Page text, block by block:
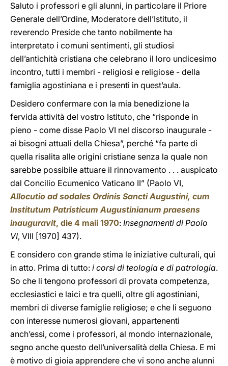
Saluto i professori e gli alunni, in particolare il Priore
Generale dell’Ordine, Moderatore dell’Istituto, il
reverendo Preside che tanto nobilmente ha
interpretato i comuni sentimenti, gli studiosi
dell’antichità cristiana che celebrano il loro undicesimo
incontro, tutti i membri - religiosi e religiose - della
famiglia agostiniana e i presenti in quest’aula.
Desidero confermare con la mia benedizione la
fervida attività del vostro Istituto, che “risponde in
pieno - come disse Paolo VI nel discorso inaugurale -
ai bisogni attuali della Chiesa”, perché “fa parte di
quella risalita alle origini cristiane senza la quale non
sarebbe possibile attuare il rinnovamento . . . auspicato
dal Concilio Ecumenico Vaticano II” (Paolo VI,
Allocutio ad sodales Ordinis Sancti Augustini, cum
Institutum Patristicum Augustinianum praesens
inauguravit, die 4 maii 1970: Insegnamenti di Paolo
VI, VIII [1970] 437).
E considero con grande stima le iniziative culturali, qui
in atto. Prima di tutto: i corsi di teologia e di patrologia.
So che li tengono professori di provata competenza,
ecclesiastici e laici e tra quelli, oltre gli agostiniani,
membri di diverse famiglie religiose; e che li seguono
con interesse numerosi giovani, appartenenti
anch’essi, come i professori, al mondo internazionale,
segno anche questo dell’universalità della Chiesa. E mi
è motivo di gioia apprendere che vi sono anche alunni